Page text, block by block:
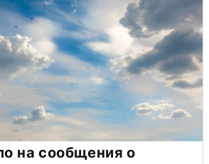
на сообщения о